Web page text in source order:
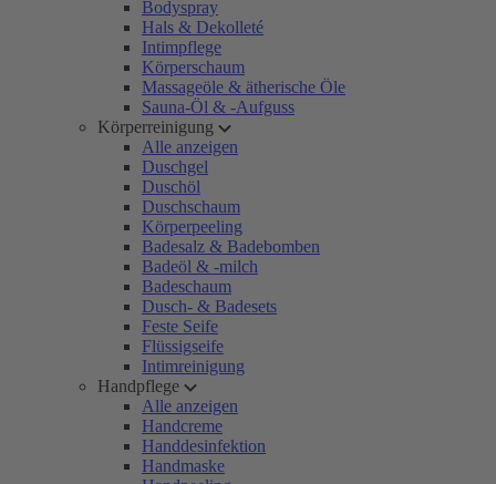
Bodyspray
Hals & Dekolleté
Intimpflege
Körperschaum
Massageöle & ätherische Öle
Sauna-Öl & -Aufguss
Körperreinigung
Alle anzeigen
Duschgel
Duschöl
Duschschaum
Körperpeeling
Badesalz & Badebomben
Badeöl & -milch
Badeschaum
Dusch- & Badesets
Feste Seife
Flüssigseife
Intimreinigung
Handpflege
Alle anzeigen
Handcreme
Handdesinfektion
Handmaske